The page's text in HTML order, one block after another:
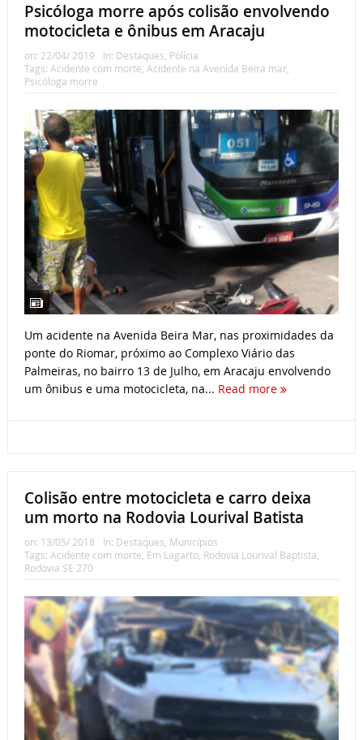
Psicóloga morre após colisão envolvendo
motocicleta e ônibus em Aracaju
on: 22/04/ 2019 In: Destaques, Polícia
Tags: Acidente com morte, Acidente na Avenida Beira mar,
Psicóloga morre
Um acidente na Avenida Beira Mar, nas proximidades da
ponte do Riomar, próximo ao Complexo Viário das
Palmeiras, no bairro 13 de Julho, em Aracaju envolvendo
um ônibus e uma motocicleta, na... Read more
Colisão entre motocicleta e carro deixa
um morto na Rodovia Lourival Batista
on: 13/05/ 2018 In: Destaques Municípios
Tags: Acidente com morte Em Lagarto, Rodovia Lourival Baptista
Rodovia SE 270